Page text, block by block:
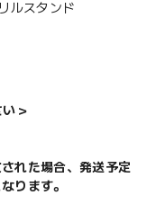
ルスタンド
＞
れた場合、発送予定
ります。